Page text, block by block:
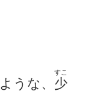
ような、 少
すこ